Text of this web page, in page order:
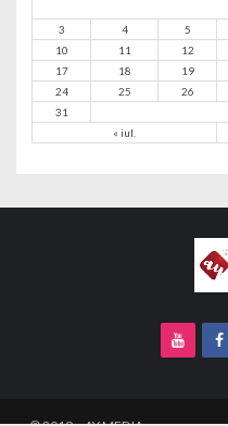
« iul.
3
4 5
10
11 12
17
18 19
24
25 26
31